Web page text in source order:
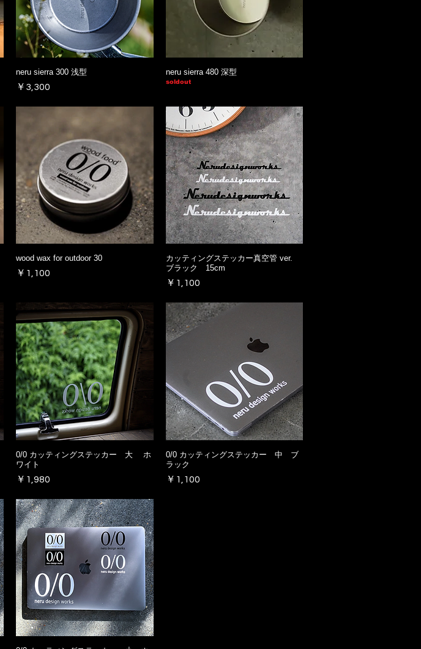
neru sierra 300 浅型
価格
￥3,300
neru sierra 480 深型
soldout
wood wax for outdoor 30
価格
￥1,100
カッティングステッカー真空管 ver.
ブラック 15cm
価格
￥1,100
0/0 カッティングステッカー 大 ホ
ワイト
価格
￥1,980
0/0 カッティングステッカー 中 ブ
ラック
価格
￥1,100